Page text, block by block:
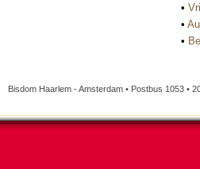
•
•
•
Bisdom Haarlem - Amsterdam • Postbus 1053 •